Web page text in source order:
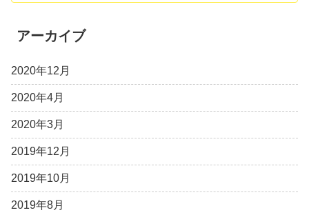
アーカイブ
2020年12月
2020年4月
2020年3月
2019年12月
2019年10月
2019年8月